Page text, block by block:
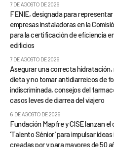
7 DE AGOSTO DE 2026
FENIE, designada para representar
empresas instaladoras en la
para la certificación de eficiencia
edificios
7 DE AGOSTO DE 2026
Asegurar una correcta hidratación,
dieta y no tomar antidiarreicos de
indiscriminada, consejos del
casos leves de diarrea del viajero
6 DE AGOSTO DE 2026
Fundación Mapfre y CISE lanzan el
‘Talento Sénior’ para impulsar
creadas por y para mayores de 50